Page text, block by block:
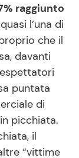
raggiunto
l’una di
che il
davanti
puntata
di
picchiata.
il
“vittime